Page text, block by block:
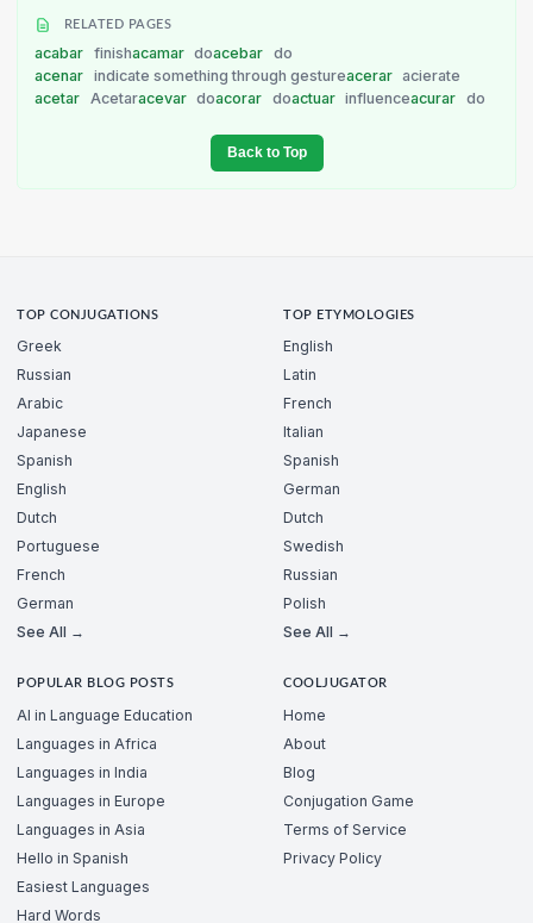
RELATED PAGES
acabar finishacamar doacebar do
acenar indicate something through gestureacerar acierate
acetar Acetaracevar doacorar doactuar influenceacurar do
Back to Top
TOP CONJUGATIONS
Greek
Russian
Arabic
Japanese
Spanish
English
Dutch
Portuguese
French
German
See All →
TOP ETYMOLOGIES
English
Latin
French
Italian
Spanish
German
Dutch
Swedish
Russian
Polish
See All →
POPULAR BLOG POSTS
AI in Language Education
Languages in Africa
Languages in India
Languages in Europe
Languages in Asia
Hello in Spanish
Easiest Languages
Hard Words
COOLJUGATOR
Home
About
Blog
Conjugation Game
Terms of Service
Privacy Policy